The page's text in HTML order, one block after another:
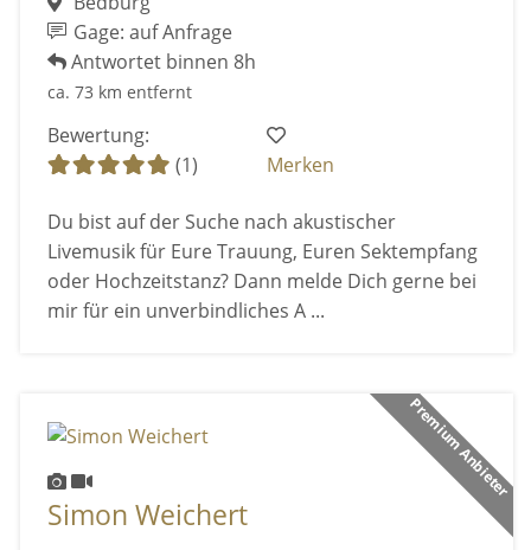
Gage: auf Anfrage
Antwortet binnen 8h
ca. 73 km entfernt
Bewertung:
(1)
Merken
Du bist auf der Suche nach akustischer
Livemusik für Eure Trauung, Euren Sektempfang
oder Hochzeitstanz? Dann melde Dich gerne bei
mir für ein unverbindliches A ...
Premium Anbieter
Simon Weichert